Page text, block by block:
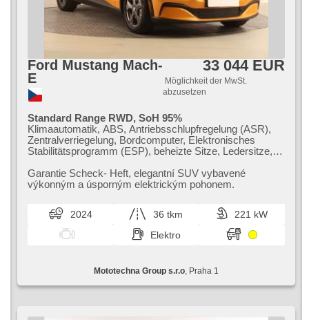
höheneinstellbare Fahrersitz, Heckscheibenwischer, Heck
LED Leuchte, zatmavená zadní skla, Garantie
Ford Mustang Mach-
E
33 044 EUR
Möglichkeit der MwSt.
abzusetzen
Standard Range RWD, SoH 95%
Klimaautomatik, ABS, Antriebsschlupfregelung (ASR),
Zentralverriegelung, Bordcomputer, Elektronisches
Stabilitätsprogramm (ESP), beheizte Sitze, Ledersitze,
beheizte Lenkrad, Uhr Spur, Servolenkung, El.
Seitenscheiben, Autoradio, Automatikgetriebe
Garantie Scheck​- Heft,​ elegantní SUV vybavené
výkonným a úsporným elektrickým pohonem.
2024 36 tkm
221 kW
Elektro
Mototechna Group s.r.o , Praha 1